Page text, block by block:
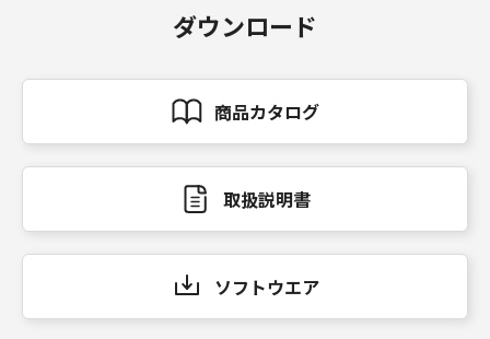
ダウンロード
商品カタログ
取扱説明書
ソフトウエア